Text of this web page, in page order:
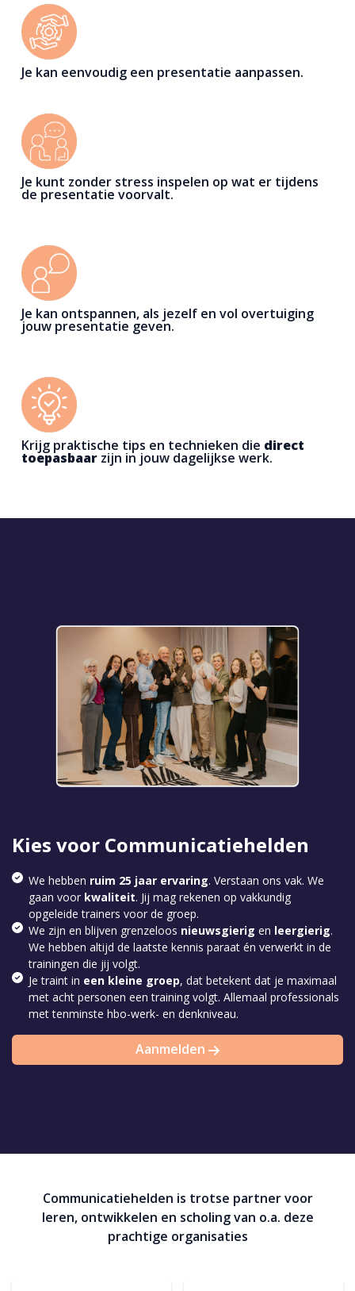
Je kan eenvoudig een presentatie aanpassen.
Je kunt zonder stress inspelen op wat er tijdens
de presentatie voorvalt.
Je kan ontspannen, als jezelf en vol overtuiging
jouw presentatie geven.
Krijg praktische tips en technieken die direct
toepasbaar zijn in jouw dagelijkse werk.
Kies voor Communicatiehelden
We hebben ruim 25 jaar ervaring. Verstaan ons vak. We
gaan voor kwaliteit. Jij mag rekenen op vakkundig
opgeleide trainers voor de groep.
We zijn en blijven grenzeloos nieuwsgierig en leergierig.
We hebben altijd de laatste kennis paraat én verwerkt in de
trainingen die jij volgt.
Je traint in een kleine groep, dat betekent dat je maximaal
met acht personen een training volgt. Allemaal professionals
met tenminste hbo-werk- en denkniveau.
Aanmelden
Communicatiehelden is trotse partner voor
leren, ontwikkelen en scholing van o.a. deze
prachtige organisaties